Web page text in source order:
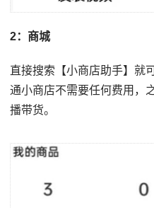
2：商城
直接搜索【小商店助手】就
通小商店不需要任何费用，
播带货。